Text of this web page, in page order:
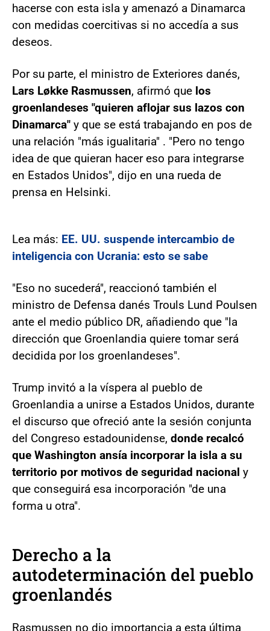
hacerse con esta isla y amenazó a Dinamarca
con medidas coercitivas si no accedía a sus
deseos.
Por su parte, el ministro de Exteriores danés,
Lars Løkke Rasmussen, afirmó que los
groenlandeses "quieren aflojar sus lazos con
Dinamarca" y que se está trabajando en pos de
una relación "más igualitaria" . "Pero no tengo
idea de que quieran hacer eso para integrarse
en Estados Unidos", dijo en una rueda de
prensa en Helsinki.
Lea más: EE. UU. suspende intercambio de
inteligencia con Ucrania: esto se sabe
"Eso no sucederá", reaccionó también el
ministro de Defensa danés Trouls Lund Poulsen
ante el medio público DR, añadiendo que "la
dirección que Groenlandia quiere tomar será
decidida por los groenlandeses".
Trump invitó a la víspera al pueblo de
Groenlandia a unirse a Estados Unidos, durante
el discurso que ofreció ante la sesión conjunta
del Congreso estadounidense, donde recalcó
que Washington ansía incorporar la isla a su
territorio por motivos de seguridad nacional y
que conseguirá esa incorporación "de una
forma u otra".
Derecho a la
autodeterminación del pueblo
groenlandés
Rasmussen no dio importancia a esta última